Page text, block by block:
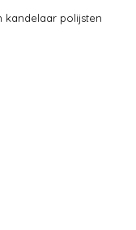
kandelaar polijsten